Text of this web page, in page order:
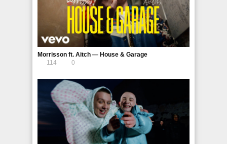
Morrisson ft. Aitch — House & Garage
114
0